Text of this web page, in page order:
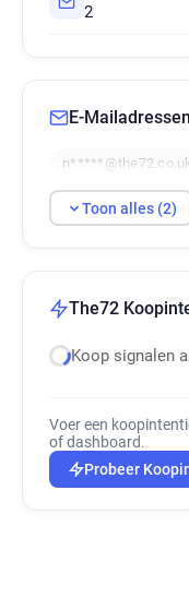
2
E-Mailadressen
Toon alles (2)
The72
Koop signalen
Voer een
of dashboard.
Probeer